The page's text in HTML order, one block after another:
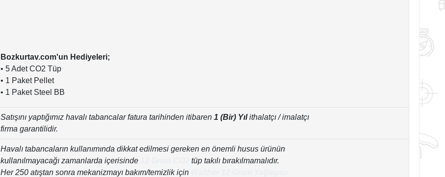
Bozkurtav.com'un Hediyeleri;
• 5 Adet CO2 Tüp
• 1 Paket Pellet
• 1 Paket Steel BB
Satışını yaptığımız havalı tabancalar fatura tarihinden itibaren 1 (Bir) Yılithalatçı / imalatçı
firma garantilidir.
Havalı tabancaların kullanımında dikkat edilmesi gereken en önemli husus ürünün
kullanılmayacağı zamanlarda içerisinde
tüp takılı bırakılmamalıdır.
Her 250 atıştan sonra mekanizmayı bakım/temizlik için